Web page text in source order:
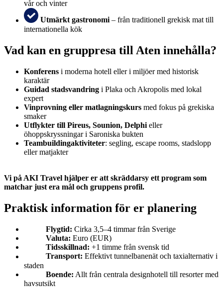
vår och vinter
Utmärkt gastronomi– från traditionell grekisk mat till
internationella kök
Vad kan en gruppresa till Aten innehålla?
Konferens i moderna hotell eller i miljöer med historisk
karaktär
Guidad stadsvandring i Plaka och Akropolis med lokal
expert
Vinprovning eller matlagningskurs med fokus på grekiska
smaker
Utflykter till Pireus, Sounion, Delphi eller
öhoppskryssningar i Saroniska bukten
Teambuildingaktiviteter: segling, escape rooms, stadslopp
eller matjakter
Vi på AKI Travel hjälper er att skräddarsy ett program som
matchar just era mål och gruppens profil.
Praktisk information för er planering
Flygtid: Cirka 3,5–4 timmar från Sverige
Valuta: Euro (EUR)
Tidsskillnad: +1 timme från svensk tid
Transport: Effektivt tunnelbanenät och taxialternativ i
staden
Boende: Allt från centrala designhotell till resorter med
havsutsikt